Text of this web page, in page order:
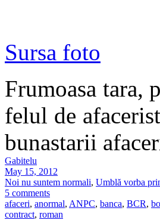
Sursa foto
Frumoasa tara,
felul de
bunastarii
Gabitelu
May 15, 2012
Noi nu suntem normali, Umblă vorba
5 comments
afaceri, anormal, ANPC, banca, BCR,
contract, roman